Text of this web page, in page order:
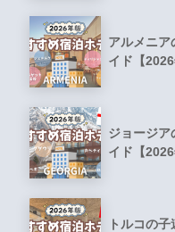
アルメニア
イド【2026
ジョージア
イド【2026
トルコの